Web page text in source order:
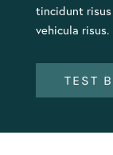
tincidunt risus
vehicula risus.
TEST